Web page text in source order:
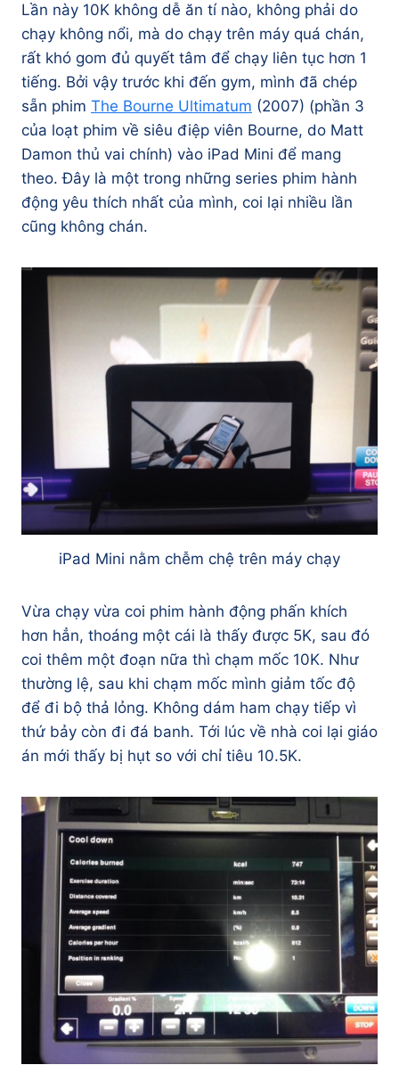
Lần này 10K không dễ ăn tí nào, không phải do
chạy không nổi, mà do chạy trên máy quá chán,
rất khó gom đủ quyết tâm để chạy liên tục hơn 1
tiếng. Bởi vậy trước khi đến gym, mình đã chép
sẵn phim The Bourne Ultimatum (2007) (phần 3
của loạt phim về siêu điệp viên Bourne, do Matt
Damon thủ vai chính) vào iPad Mini để mang
theo. Đây là một trong những series phim hành
động yêu thích nhất của mình, coi lại nhiều lần
cũng không chán.
iPad Mini nằm chễm chệ trên máy chạy
Vừa chạy vừa coi phim hành động phấn khích
hơn hẳn, thoáng một cái là thấy được 5K, sau đó
coi thêm một đoạn nữa thì chạm mốc 10K. Như
thường lệ, sau khi chạm mốc mình giảm tốc độ
để đi bộ thả lỏng. Không dám ham chạy tiếp vì
thứ bảy còn đi đá banh. Tới lúc về nhà coi lại giáo
án mới thấy bị hụt so với chỉ tiêu 10.5K.